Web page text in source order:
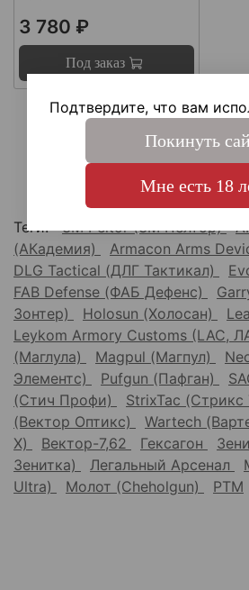
3 780 ₽
Под заказ
Показать еще
Теги: 3M Peltor (3М Пелтор)
(АКадемия)
Armacon Arms
DLG Tactical (ДЛГ Тактикал)
FAB Defense (ФАБ Дефенс)
Зонтер)
Holosun (Холосан)
Leykom Armory Customs (LAC,
(Маглула)
Magpul (Магпул)
Элементс)
Pufgun (Пафган)
(Стич Профи)
StrixTac (Стрикс
(Вектор Оптикс)
Wartech
Х)
Вектор-7,62 Гексагон
Зенитка)
Легальный Арсенал
Ultra)
Молот (Cheholgun) РТМ
Подтвердите, что вам
Покинуть
Мне есть 18